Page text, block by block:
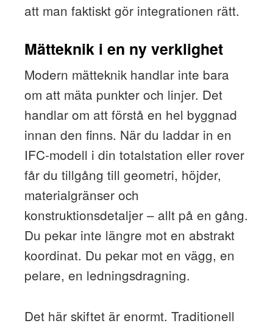
att man faktiskt gör integrationen rätt.
Mätteknik i en ny verklighet
Modern mätteknik handlar inte bara
om att mäta punkter och linjer. Det
handlar om att förstå en hel byggnad
innan den finns. När du laddar in en
IFC-modell i din totalstation eller rover
får du tillgång till geometri, höjder,
materialgränser och
konstruktionsdetaljer – allt på en gång.
Du pekar inte längre mot en abstrakt
koordinat. Du pekar mot en vägg, en
pelare, en ledningsdragning.
Det här skiftet är enormt. Traditionell